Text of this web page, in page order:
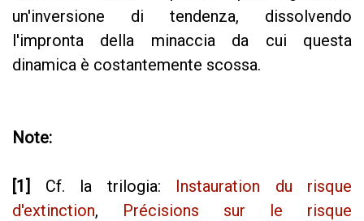
un'inversione di tendenza, dissolvendo
l'impronta della minaccia da cui questa
dinamica è costantemente scossa.
Note:
[1] Cf. la trilogia: Instauration du risque
d'extinction, Précisions sur le risque